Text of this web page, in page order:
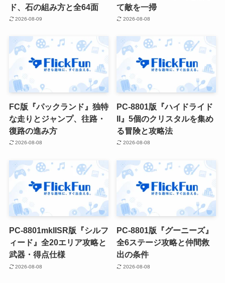
ド、石の組み方と全64面
2026-08-09
て敵を一掃
2026-08-08
FC版『パックランド』独特
な走りとジャンプ、往路・
復路の進み方
2026-08-08
PC-8801版『ハイドライド
II』5個のクリスタルを集め
る冒険と攻略法
2026-08-08
PC-8801mkIISR版『シルフ
ィード』全20エリア攻略と
武器・得点仕様
2026-08-08
PC-8801版『グーニーズ』
全6ステージ攻略と仲間救
出の条件
2026-08-08